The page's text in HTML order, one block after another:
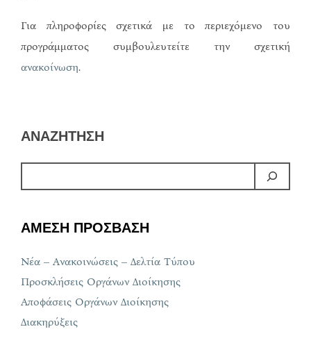
Για πληροφορίες σχετικά με το περιεχόμενο του
προγράμματος συμβουλευτείτε την σχετική
ανακοίνωση.
ΑΝΑΖΗΤΗΣΗ
ΑΜΕΣΗ ΠΡΟΣΒΑΣΗ
Νέα – Ανακοινώσεις – Δελτία Τύπου
Προσκλήσεις Οργάνων Διοίκησης
Αποφάσεις Οργάνων Διοίκησης
Διακηρύξεις